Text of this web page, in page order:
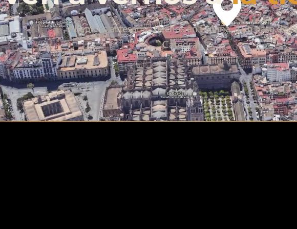
Abanicos artesanos hechos en España, a un paso de la
Catedral.